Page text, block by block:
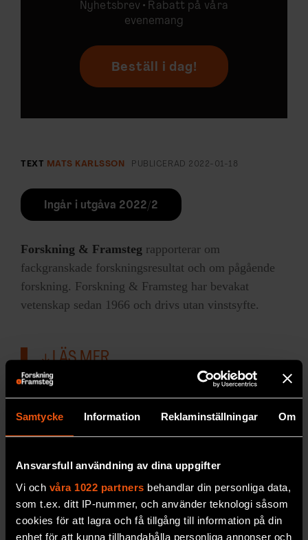
Samtycke Information Reklaminställningar Om
Ansvarsfull användning av dina uppgifter
Vi och våra 1022 partners behandlar din personliga data,
som t.ex. ditt IP-nummer, och använder teknologi såsom
cookies för att lagra och få tillgång till information på din
enhet för att kunna tillhandahålla personliga annonser och
Nyhetsbrev • Rabatt på våra
evenemang
Beställ i dag!
TEXT MATS KARLSSON PUBLICERAD 2022-01-18
Ingår i utgåva 2022/2
Forskning & Framsteg rapporterar om
fackgranskade forskningsresultat och om pågående
forskning. Forskning & Framsteg har bevakat
vetenskap sedan 1966 och drivs utan vinstsyfte.
LÄS MER
Lyssna på Rökstenen!
runinskriften i världen. Men hur kan den ha
låtit? I ett avsnitt…
SAMHÄLLE & KULTUR